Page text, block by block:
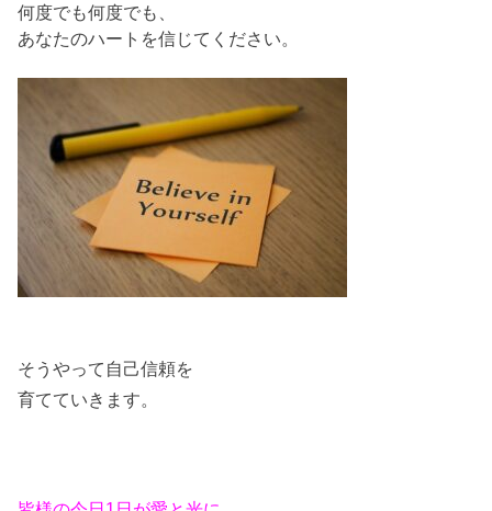
何度でも何度でも、
あなたのハートを信じてください。
そうやって自己信頼を
育てていきます。